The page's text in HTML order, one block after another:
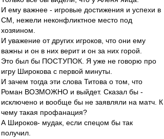
И ему важнее - игровые достижения и успехи в
СМ, нежели неконфликтное место под
хозяином.
И уважение от других игроков, что они ему
важны и он в них верит и он за них горой.
Это был бы ПОСТУПОК. Я уже не говорю про
игру Широкова с первой минуты.
И зачем тогда эти слова Титова о том, что
Роман ВОЗМОЖНО и выйдет. Сказал бы -
исключено и вообще бы не заявляли на матч. К
чему такая профанация?
А Широков- мудак, если спецом бы так
получил.